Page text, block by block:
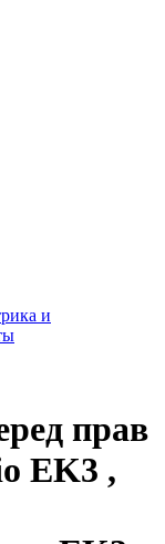
и
прав
EK3 ,